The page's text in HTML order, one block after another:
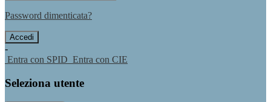
Password dimenticata?
-
Entra con SPID Entra con CIE
Seleziona utente